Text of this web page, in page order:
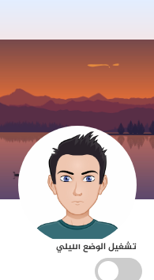
تشغيل الوضع الليلي